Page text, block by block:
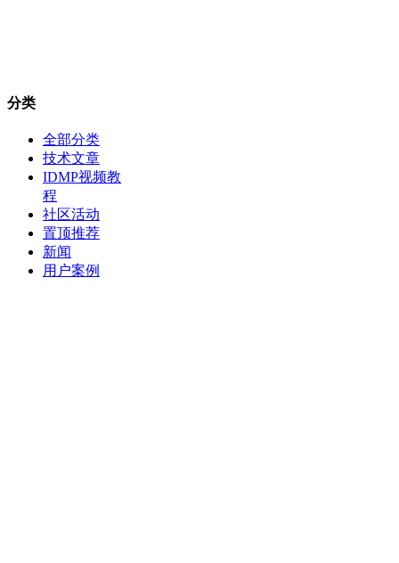
分类
全部分类
技术文章
IDMP视频教
程
社区活动
置顶推荐
新闻
用户案例